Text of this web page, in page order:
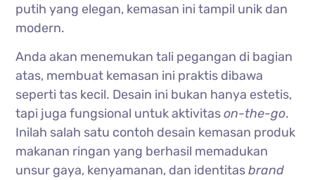
putih yang elegan, kemasan ini tampil unik dan
modern.
Anda akan menemukan tali pegangan di bagian
atas, membuat kemasan ini praktis dibawa
seperti tas kecil. Desain ini bukan hanya estetis,
tapi juga fungsional untuk aktivitason-the-go.
Inilah salah satu contoh desain kemasan produk
makanan ringan yang berhasil memadukan
unsur gaya, kenyamanan, dan identitasbrand